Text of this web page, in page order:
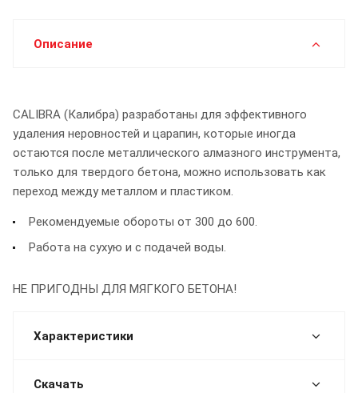
Описание
CALIBRA (Калибра) разработаны для эффективного
удаления неровностей и царапин, которые иногда
остаются после металлического алмазного инструмента,
только для твердого бетона, можно использовать как
переход между металлом и пластиком.
Рекомендуемые обороты от 300 до 600.
Работа на сухую и с подачей воды.
НЕ ПРИГОДНЫ ДЛЯ МЯГКОГО БЕТОНА!
Характеристики
Скачать